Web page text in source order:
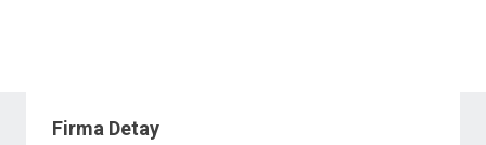
Firma Detay